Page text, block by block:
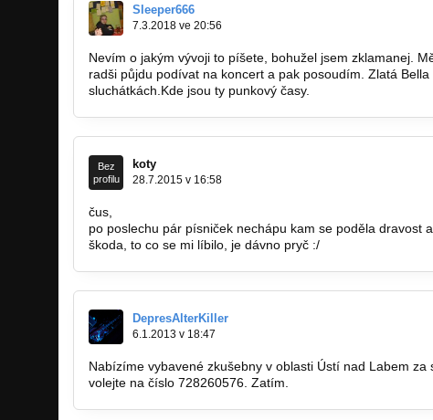
Sleeper666
7.3.2018 ve 20:56
Nevím o jakým vývoji to píšete, bohužel jsem zklamanej.
radši půjdu podívat na koncert a pak posoudím. Zlatá
sluchátkách.Kde jsou ty punkový časy.
Bez
profilu
koty
28.7.2015 v 16:58
čus,
po poslechu pár písniček nechápu kam se poděla dravost
škoda, to co se mi líbilo, je dávno pryč :/
DepresAlterKiller
6.1.2013 v 18:47
Nabízíme vybavené zkušebny v oblasti Ústí nad Labem za
volejte na číslo 728260576. Zatím.